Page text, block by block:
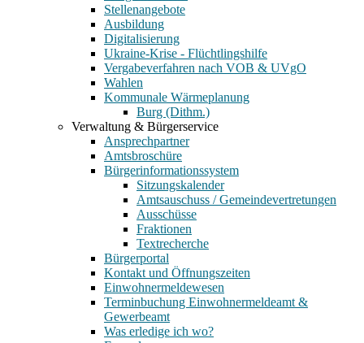
Stellenangebote
Ausbildung
Digitalisierung
Ukraine-Krise - Flüchtlingshilfe
Vergabeverfahren nach VOB & UVgO
Wahlen
Kommunale Wärmeplanung
Burg (Dithm.)
Verwaltung & Bürgerservice
Ansprechpartner
Amtsbroschüre
Bürgerinformationssystem
Sitzungskalender
Amtsauschuss / Gemeindevertretungen
Ausschüsse
Fraktionen
Textrecherche
Bürgerportal
Kontakt und Öffnungszeiten
Einwohnermeldewesen
Terminbuchung Einwohnermeldeamt &
Gewerbeamt
Was erledige ich wo?